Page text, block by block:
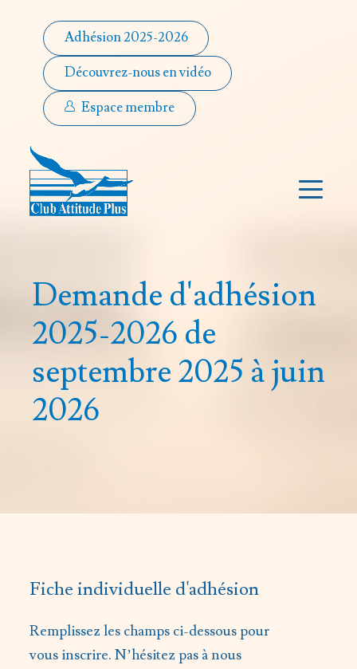
Adhésion 2025-2026
Découvrez-nous en vidéo
Espace membre
Demande d'adhésion
2025-2026 de
septembre 2025 à juin
2026
Fiche individuelle d'adhésion
Remplissez les champs ci-dessous pour
vous inscrire. N’hésitez pas à nous